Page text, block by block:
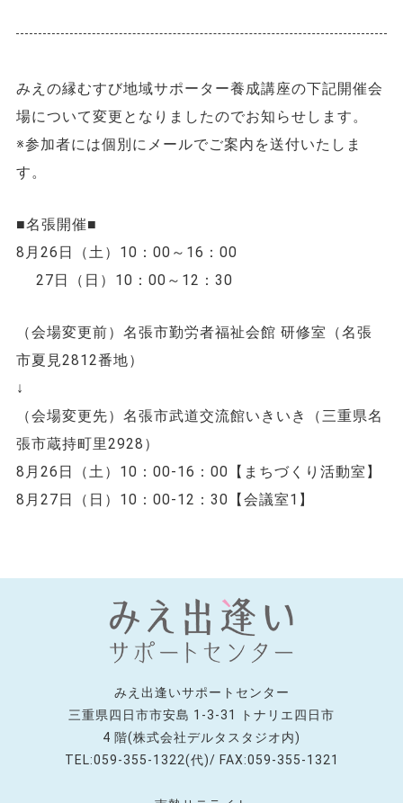
みえの縁むすび地域サポーター養成講座の下記開催会
場について変更となりましたのでお知らせします。
※参加者には個別にメールでご案内を送付いたしま
す。
■名張開催■
8月26日（土）10：00～16：00
27日（日）10：00～12：30
（会場変更前）名張市勤労者福祉会館 研修室（名張
市夏見2812番地）
↓
（会場変更先）名張市武道交流館いきいき（三重県名
張市蔵持町里2928）
8月26日（土）10：00-16：00【まちづくり活動室】
8月27日（日）10：00-12：30【会議室1】
みえ出逢いサポートセンター
三重県四日市市安島 1-3-31 トナリエ四日市
4 階(株式会社デルタスタジオ内)
TEL:059-355-1322(代)/ FAX:059-355-1321